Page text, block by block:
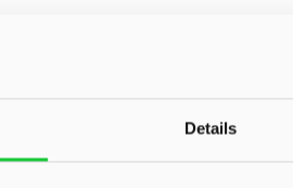
Details